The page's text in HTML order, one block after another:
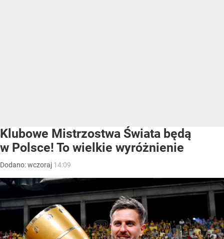
Klubowe Mistrzostwa Świata będą
w Polsce! To wielkie wyróżnienie
Dodano:wczoraj 14:09